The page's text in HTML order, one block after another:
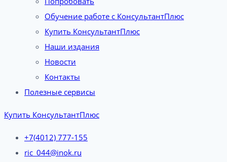
Обучение работе с КонсультантПлюс
Купить КонсультантПлюс
Наши издания
Новости
Контакты
Полезные сервисы
Купить КонсультантПлюс
+7(4012) 777-155
ric_044@inok.ru